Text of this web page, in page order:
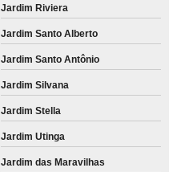
Jardim Riviera
Jardim Santo Alberto
Jardim Santo Antônio
Jardim Silvana
Jardim Stella
Jardim Utinga
Jardim das Maravilhas